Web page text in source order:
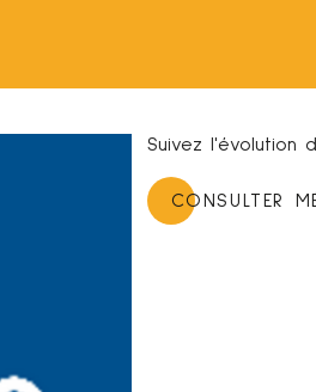
Suivez l'évolution
CONSULTER